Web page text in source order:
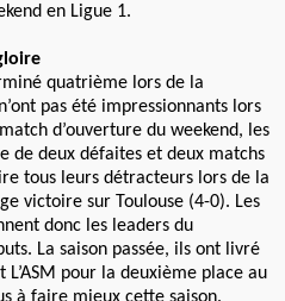
en Ligue 1.
quatrième lors de la
pas été impressionnants lors
d’ouverture du weekend, les
de deux défaites et deux matchs
tous leurs détracteurs lors de la
victoire sur Toulouse (4-0). Les
donc les leaders du
La saison passée, ils ont livré
pour la deuxième place au
à faire mieux cette saison.